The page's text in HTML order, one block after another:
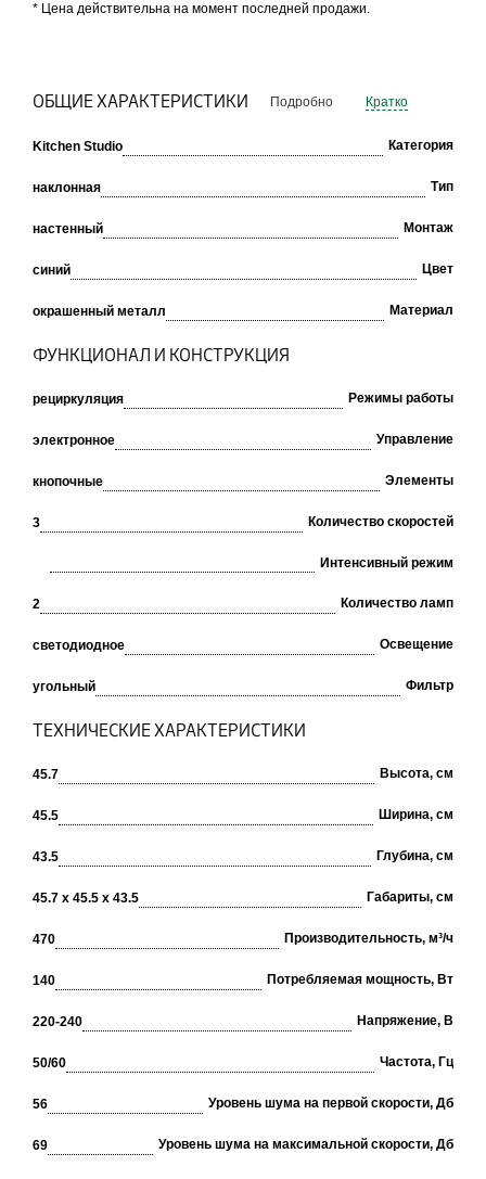
* Цена действительна на момент последней продажи.
ОБЩИЕ ХАРАКТЕРИСТИКИ Подробно Кратко
Kitchen Studio Категория
наклонная Тип
настенный Монтаж
синий Цвет
окрашенный металл Материал
ФУНКЦИОНАЛ И КОНСТРУКЦИЯ
рециркуляция Режимы работы
электронное Управление
кнопочные Элементы
3 Количество скоростей
Интенсивный режим
2 Количество ламп
светодиодное Освещение
угольный Фильтр
ТЕХНИЧЕСКИЕ ХАРАКТЕРИСТИКИ
45.7 Высота, см
45.5 Ширина, см
43.5 Глубина, см
45.7 х 45.5 х 43.5 Габариты, см
470 Производительность, м³/ч
140 Потребляемая мощность, Вт
220-240 Напряжение, В
50/60 Частота, Гц
56 Уровень шума на первой скорости, Дб
69 Уровень шума на максимальной скорости, Дб